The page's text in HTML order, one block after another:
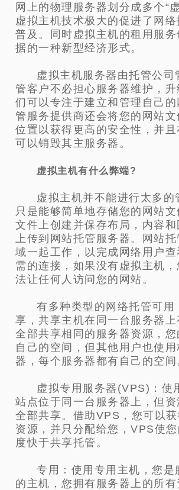
网上的物理服务器划分成多个“
虚拟主机技术极大的促进了网
普及。同时虚拟主机的租用服
据的一种新型经济形式。
虚拟主机服务器由托管公司
管客户不必担心服务器维护，
们可以专注于建立和管理自己
管服务提供商还会将您的网站
位置以获得更高的安全性，并
可以销毁其主服务器。
虚拟主机有什么弊端?
虚拟主机并不能进行太多的
只是能够简单地存储您的网站
文件上创建并保存布局，内容
上传到网站托管服务器。网站
域一起工作，以完成网络用户
需的连接，如果没有虚拟主机
法让任何人访问您的网站。
有多种类型的网络托管可用
享，共享主机在同一台服务器上
全部共享相同的服务器资源，
自己的空间，但其他用户也使
器，每个服务器都有自己的空间
虚拟专用服务器(VPS)：使
站点位于同一台服务器上，但
全部共享。借助VPS，您可以
资源，并只分配给您，VPS使
度快于共享托管。
专用：使用专用主机，您是
的主机，您拥有服务器上的所